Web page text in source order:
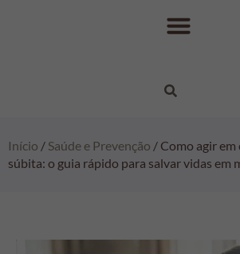
Início / Saúde e Prevenção / Como agir em
súbita: o guia rápido para salvar vidas em